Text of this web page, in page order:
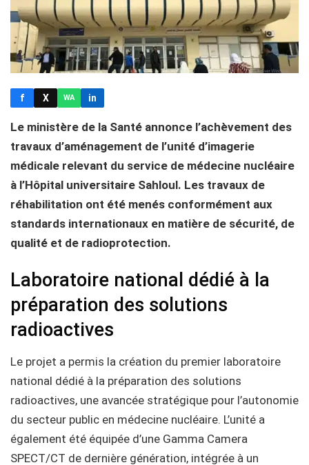
f X WA in
Le ministère de la Santé annonce l’achèvement des
travaux d’aménagement de l’unité d’imagerie
médicale relevant du service de médecine nucléaire
à l’Hôpital universitaire Sahloul. Les travaux de
réhabilitation ont été menés conformément aux
standards internationaux en matière de sécurité, de
qualité et de radioprotection.
Laboratoire national dédié à la
préparation des solutions
radioactives
Le projet a permis la création du premier laboratoire
national dédié à la préparation des solutions
radioactives, une avancée stratégique pour l’autonomie
du secteur public en médecine nucléaire. L’unité a
également été équipée d’une Gamma Camera
SPECT/CT de dernière génération, intégrée à un